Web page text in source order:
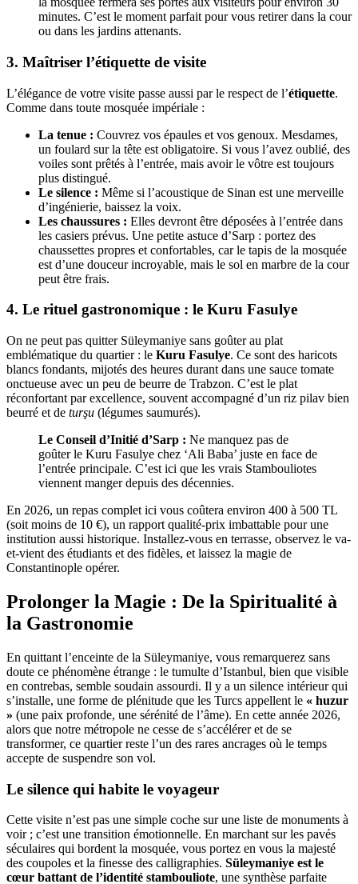
minutes. C’est le moment parfait pour vous retirer dans la cour
ou dans les jardins attenants.
3. Maîtriser l’étiquette de visite
L’élégance de votre visite passe aussi par le respect de l’étiquette.
Comme dans toute mosquée impériale :
La tenue : Couvrez vos épaules et vos genoux. Mesdames,
un foulard sur la tête est obligatoire. Si vous l’avez oublié, des
voiles sont prêtés à l’entrée, mais avoir le vôtre est toujours
plus distingué.
Le silence : Même si l’acoustique de Sinan est une merveille
d’ingénierie, baissez la voix.
Les chaussures : Elles devront être déposées à l’entrée dans
les casiers prévus. Une petite astuce d’Sarp : portez des
chaussettes propres et confortables, car le tapis de la mosquée
est d’une douceur incroyable, mais le sol en marbre de la cour
peut être frais.
4. Le rituel gastronomique : le Kuru Fasulye
On ne peut pas quitter Süleymaniye sans goûter au plat
emblématique du quartier : le Kuru Fasulye. Ce sont des haricots
blancs fondants, mijotés des heures durant dans une sauce tomate
onctueuse avec un peu de beurre de Trabzon. C’est le plat
réconfortant par excellence, souvent accompagné d’un riz pilav bien
beurré et de turşu (légumes saumurés).
Le Conseil d’Initié d’Sarp : Ne manquez pas de
goûter le Kuru Fasulye chez ‘Ali Baba’ juste en face de
l’entrée principale. C’est ici que les vrais Stambouliotes
viennent manger depuis des décennies.
En 2026, un repas complet ici vous coûtera environ 400 à 500 TL
(soit moins de 10 €), un rapport qualité-prix imbattable pour une
institution aussi historique. Installez-vous en terrasse, observez le va-
et-vient des étudiants et des fidèles, et laissez la magie de
Constantinople opérer.
Prolonger la Magie : De la Spiritualité à
la Gastronomie
En quittant l’enceinte de la Süleymaniye, vous remarquerez sans
doute ce phénomène étrange : le tumulte d’Istanbul, bien que visible
en contrebas, semble soudain assourdi. Il y a un silence intérieur qui
s’installe, une forme de plénitude que les Turcs appellent le « huzur
» (une paix profonde, une sérénité de l’âme). En cette année 2026,
alors que notre métropole ne cesse de s’accélérer et de se
transformer, ce quartier reste l’un des rares ancrages où le temps
accepte de suspendre son vol.
Le silence qui habite le voyageur
Cette visite n’est pas une simple coche sur une liste de monuments à
voir ; c’est une transition émotionnelle. En marchant sur les pavés
séculaires qui bordent la mosquée, vous portez en vous la majesté
des coupoles et la finesse des calligraphies. Süleymaniye est le
cœur battant de l’identité stambouliote, une synthèse parfaite